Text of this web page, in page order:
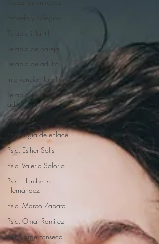
Terapia infantil
Terapia de pareja
Terapia de adulto
Intervencion familiar
Terapia de
adolescente
Empresas
Psicología de enlace
Psic. Esther Solis
Psic. Valeria Solorio
Psic. Humberto
Hernández
Psic. Marco Zapata
Psic. Omar Ramirez
Psic. Jorge Fonseca